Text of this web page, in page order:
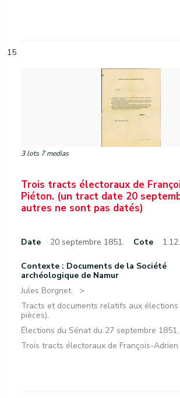
15
3 lots 7 medias
Trois tracts électoraux de
Piéton. (un tract date 20
autres ne sont pas datés)
Date 20 septembre 1851. Cote
Contexte : Documents de la Société
archéologique de Namur
Jules Borgnet.
Tracts et documents relatifs aux
pièces).
Élections du Sénat du 27 septembre 1851.
Trois tracts électoraux de François-Adrien